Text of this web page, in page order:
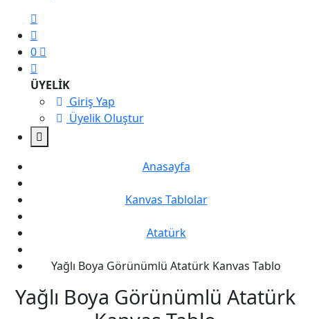
0
ÜYELİK
Giriş Yap
Üyelik Oluştur
Anasayfa
Kanvas Tablolar
Atatürk
Yağlı Boya Görünümlü Atatürk Kanvas Tablo
Yağlı Boya Görünümlü Atatürk